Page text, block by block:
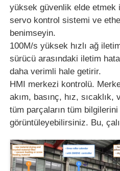
yüksek güvenlik elde etmek
servo kontrol sistemi ve
benimseyin.
100M/s yüksek hızlı ağ
sürücü arasındaki iletim
daha verimli hale getirir.
HMI merkezi kontrolü.
akım, basınç, hız, sıcaklık,
tüm parçaların tüm
görüntüleyebilirsiniz. Bu,